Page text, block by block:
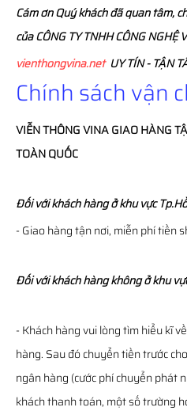
Cám ơn Quý khách đã quan tâm,
của CÔNG TY TNHH CÔNG NGHỆ
vienthongvina.netUY TÍN - TẬN
Chính sách vận
VIỄN THÔNGVINAGIAO HÀNG
TOÀN QUỐC
Đối với khách hàng ở khu vực
- Giao hàng tận nơi, miễn phí tiền
Đối với khách hàng không ở khu
- Khách hàng vui lòng tìm hiểu kĩ
hàng. Sau đó chuyển tiền trước
ngân hàng (cước phí chuyển phát
khách thanh toán, một số trường